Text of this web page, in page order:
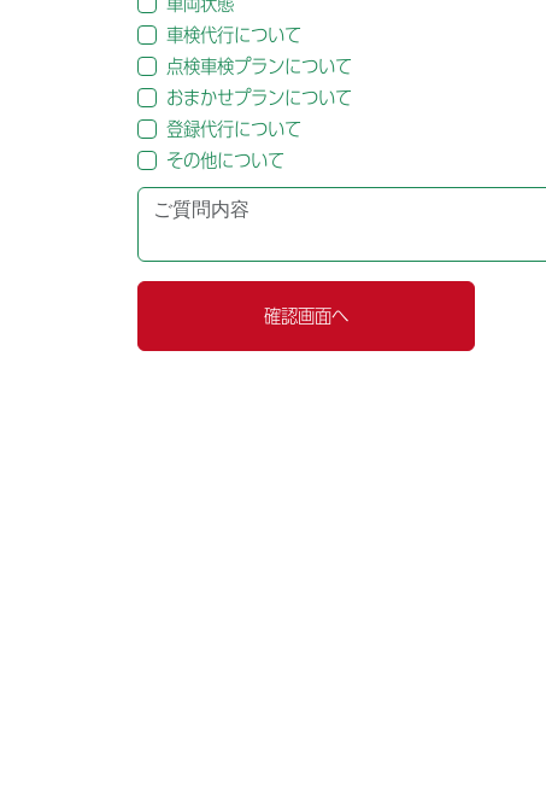
車両状態
車検代行について
点検車検プランについて
おまかせプランについて
登録代行について
その他について